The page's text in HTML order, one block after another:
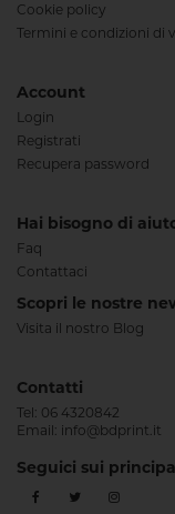
Cookie policy
Termini e condizioni di
Account
Login
Registrati
Recupera password
Hai bisogno di
Faq
Contattaci
Scopri le nostre
Visita il nostro Blog
Contatti
Tel: 06 4320842
Email: info@bdprint.it
Seguici sui